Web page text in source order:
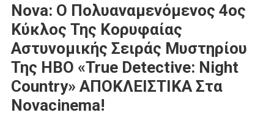
Nova: O Πολυαναμενόμενος 4oς
Κύκλος Της Κορυφαίας
Αστυνομικής Σειράς Μυστηρίου
Της ΗΒΟ «True Detective: Night
Country» ΑΠΟΚΛΕΙΣΤΙΚΑ Στα
Novacinema!